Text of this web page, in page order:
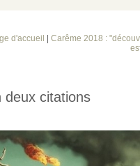
d'accueil
Carême 2018 :
deux citations